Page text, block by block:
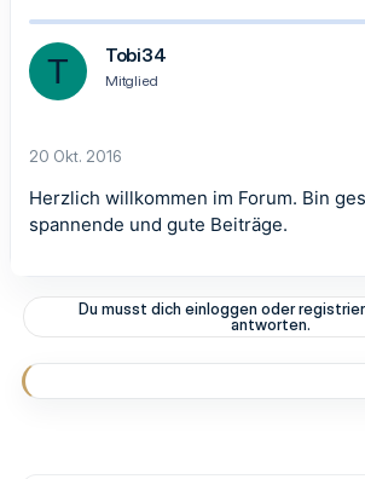
T Tobi34
Mitglied
20 Okt. 2016
Herzlich willkommen im Forum. Bin
spannende und gute Beiträge.
Du musst dich einloggen oder
antworten.